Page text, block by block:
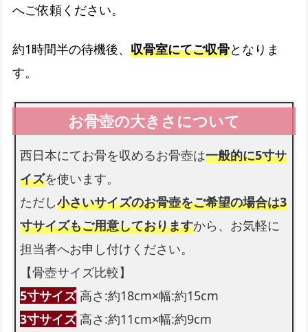
へご依頼ください。
約1時間半の待機後、 収骨室にてご収骨となりま
す。
西日本にてお骨を収めるお骨壺は一般的に5寸サ
イズを使います。
ただし小さいサイズのお骨壺をご希望の場合は3
寸サイズもご用意しておりますから、お気軽に
担当者へお申し付けください。
【骨壺サイズ比較】
5寸サイズ 高さ:約18cm×幅:約15cm
3寸サイズ 高さ:約11cm×幅:約9cm